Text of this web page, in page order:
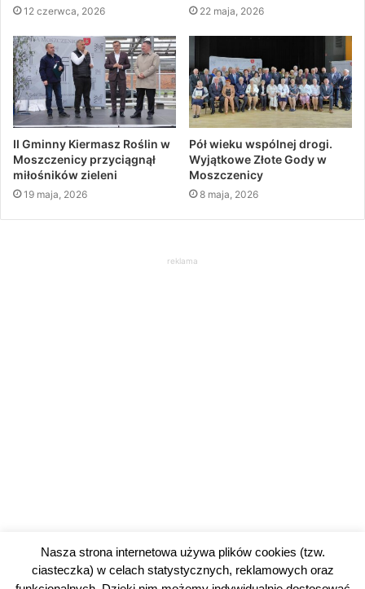
12 czerwca, 2026 22 maja, 2026
II Gminny Kiermasz Roślin w
Moszczenicy przyciągnął
miłośników zieleni
19 maja, 2026
Pół wieku wspólnej drogi.
Wyjątkowe Złote Gody w
Moszczenicy
8 maja, 2026
reklama
Nasza strona internetowa używa plików cookies (tzw.
ciasteczka) w celach statystycznych, reklamowych oraz